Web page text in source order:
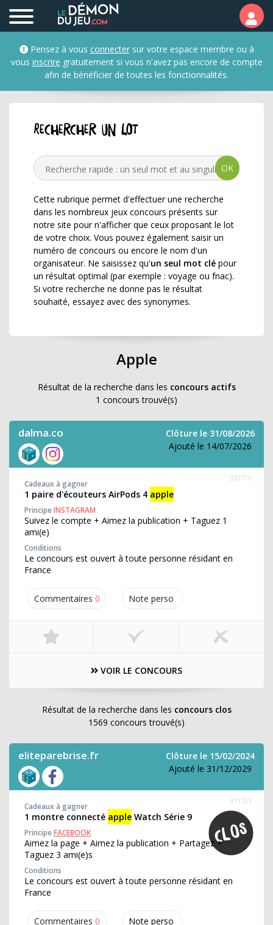
APPLE à GAGNER ✅
Pensez à vous connectersur votre espace membre ou à
vous inscrire gratuitement si vous n'avez pas encore de compte
afin de bénéficier de toutes les fonctionnalités.
Rechercher un lot
OK
Cette rubrique permet d'effectuer une recherche
dans les nombreux jeux concours présents sur
notre site pour n'afficher que ceux proposant le lot
de votre choix. Vous pouvez également saisir un
numéro de concours ou encore le nom d'un
organisateur. Ne saisissez qu'un seul mot clé pour
un résultat optimal (par exemple : voyage ou fnac).
Si votre recherche ne donne pas le résultat
souhaité, essayez avec des synonymes.
Apple
Résultat de la recherche dans les concours actifs
1 concours trouvé(s)
dalma.co
Clôture le 31/08/2026
Ajouté le 14/07/2026
Commentaires 0 Note perso
372719
Cadeaux à gagner
1 paire d'écouteurs AirPods 4 apple
PrincipeINSTAGRAM
Suivez le compte + Aimez la publication + Taguez 1
ami(e)
Conditions
Le concours est ouvert à toute personne résidant en
France
VOIR LE CONCOURS
Résultat de la recherche dans les concours clos
1569 concours trouvé(s)
eliteparebrise.fr
Clôture le 15/02/2024
Ajouté le 31/12/2029
Commentaires 0 Note perso
311725
Cadeaux à gagner
1 montre connecté apple Watch Série 9
PrincipeFACEBOOK
Aimez la page + Aimez la publication + Partagez +
Taguez 3 ami(e)s
Conditions
Le concours est ouvert à toute personne résidant en
France